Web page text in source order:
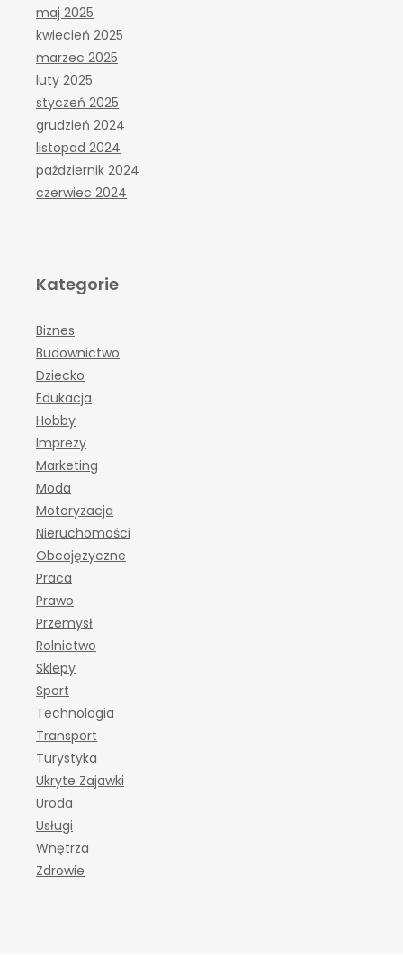
maj 2025
kwiecień 2025
marzec 2025
luty 2025
styczeń 2025
grudzień 2024
listopad 2024
październik 2024
czerwiec 2024
Kategorie
Biznes
Budownictwo
Dziecko
Edukacja
Hobby
Imprezy
Marketing
Moda
Motoryzacja
Nieruchomości
Obcojęzyczne
Praca
Prawo
Przemysł
Rolnictwo
Sklepy
Sport
Technologia
Transport
Turystyka
Ukryte Zajawki
Uroda
Usługi
Wnętrza
Zdrowie